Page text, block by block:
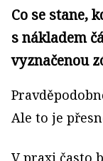
Co se stane,
s nákladem
vyznačenou
Ale to je
V praxi často